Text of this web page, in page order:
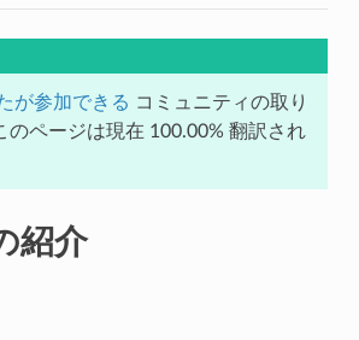
が参加できる コミュニティの取り
のページは現在 100.00% 翻訳され
紹介